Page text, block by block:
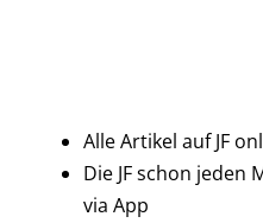
Alle Artikel auf JF
Die JF schon jeden
via App